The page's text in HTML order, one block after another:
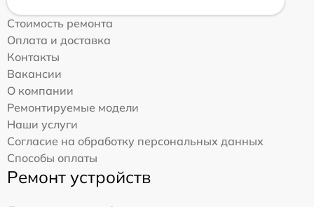
Стоимость ремонта
Оплата и доставка
Контакты
Вакансии
О компании
Ремонтируемые модели
Наши услуги
Согласие на обработку персональных данных
Способы оплаты
Ремонт устройств